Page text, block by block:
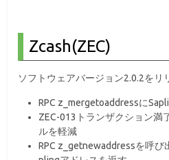
Zcash(ZEC)
ソフトウェアバージョン2.0.2をリ
RPC z_mergetoaddressに
ZEC-013トランザクション満
ルを軽減
RPC z_getnewaddressを呼び